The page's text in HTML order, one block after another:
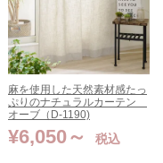
麻を使用した天然素材感たっ
ぷりのナチュラルカーテン
オーブ（D-1190)
¥6,050 税込